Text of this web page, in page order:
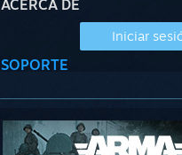
ACERCA DE
SOPORTE
Iniciar